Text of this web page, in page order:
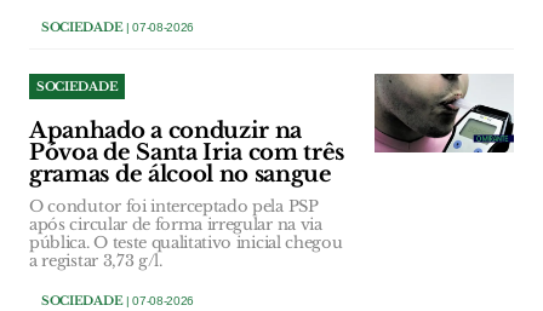
SOCIEDADE| 07-08-2026
SOCIEDADE
Apanhado a conduzir na
Póvoa de Santa Iria com três
gramas de álcool no sangue
O condutor foi interceptado pela PSP
após circular de forma irregular na via
pública. O teste qualitativo inicial chegou
a registar 3,73 g/l.
SOCIEDADE| 07-08-2026